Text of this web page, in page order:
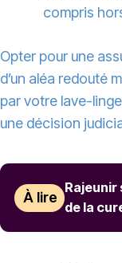
compris
Opter pour une
d’un aléa redouté
par votre lave-
une décision
À lire
Rajeunir
de la